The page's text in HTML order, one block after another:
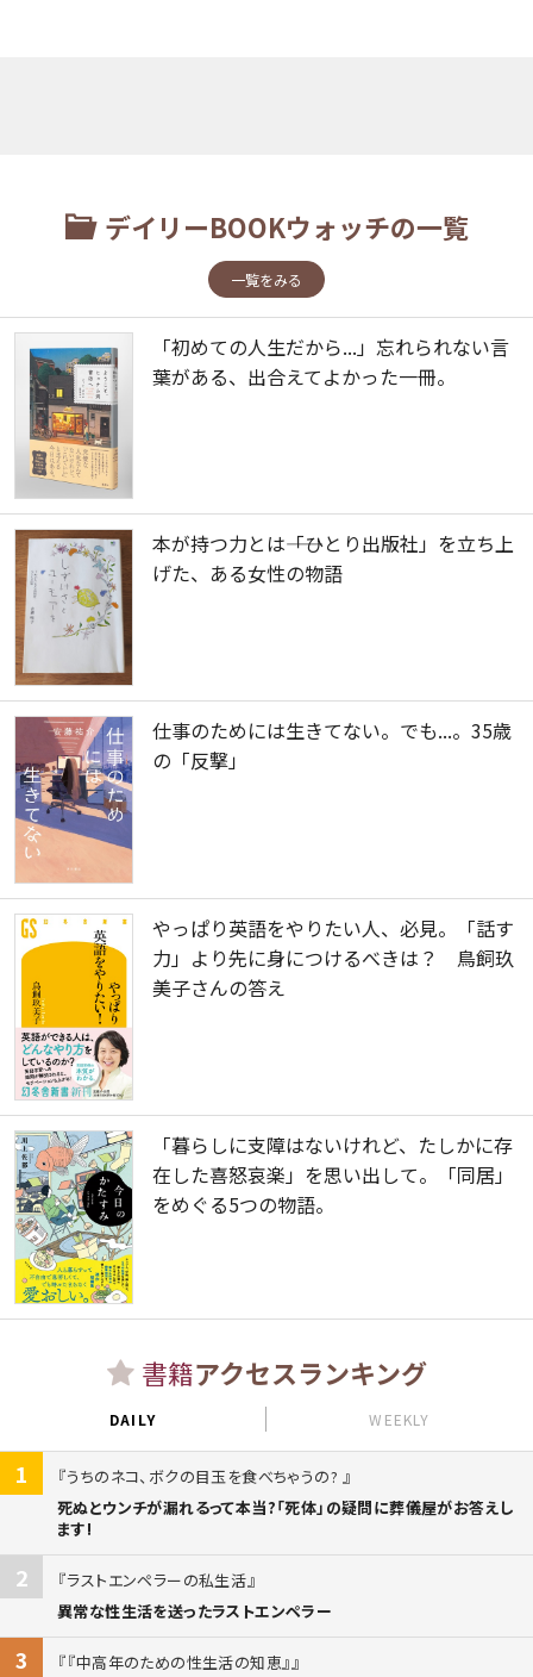
デイリーBOOKウォッチの一覧
一覧をみる
「初めての人生だから...」忘れられない言
葉がある、出合えてよかった一冊。
本が持つ力とは――「ひとり出版社」を立ち上
げた、ある女性の物語
仕事のためには生きてない。でも...。35歳
の「反撃」
やっぱり英語をやりたい人、必見。「話す
力」より先に身につけるべきは？ 鳥飼玖
美子さんの答え
「暮らしに支障はないけれど、たしかに存
在した喜怒哀楽」を思い出して。「同居」
をめぐる5つの物語。
書籍アクセスランキング
DAILY WEEKLY
1
うちのネコ、ボクの目玉を食べちゃうの?
死ぬとウンチが漏れるって本当?「死体」の疑問に葬儀屋がお答えし
ます!
2
ラストエンペラーの私生活
異常な性生活を送ったラストエンペラー
3
『中高年のための性生活の知恵』